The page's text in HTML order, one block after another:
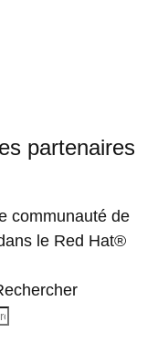
partenaires
communauté de
le Red Hat®